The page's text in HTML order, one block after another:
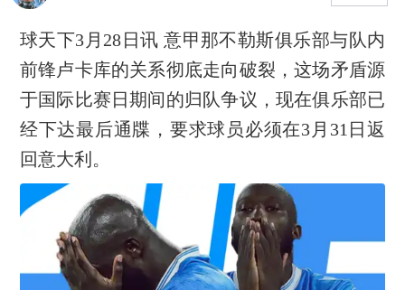
球天下3月28日讯 意甲那不勒斯俱乐部与队内
前锋卢卡库的关系彻底走向破裂，这场矛盾源
于国际比赛日期间的归队争议，现在俱乐部已
经下达最后通牒，要求球员必须在3月31日返
回意大利。